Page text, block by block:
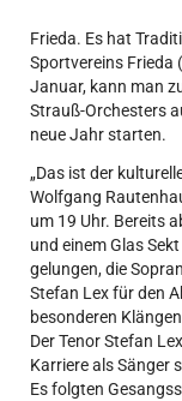
Frieda. Es hat
Sportvereins Frieda
Januar, kann man
Strauß-Orchesters
neue Jahr starten.
„Das ist der
Wolfgang
um 19 Uhr. Bereits
und einem Glas
gelungen, die
Stefan Lex für den
besonderen
Der Tenor Stefan
Karriere als Sänger
Es folgten